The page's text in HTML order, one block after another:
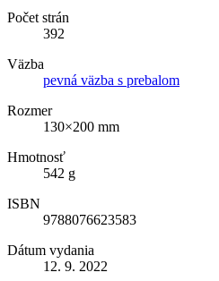
Počet strán
392
Väzba
pevná väzba s prebalom
Rozmer
130×200 mm
Hmotnosť
542 g
ISBN
9788076623583
Dátum vydania
12. 9. 2022